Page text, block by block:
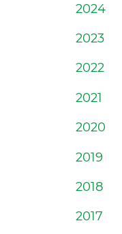
2024
2023
2022
2021
2020
2019
2018
2017